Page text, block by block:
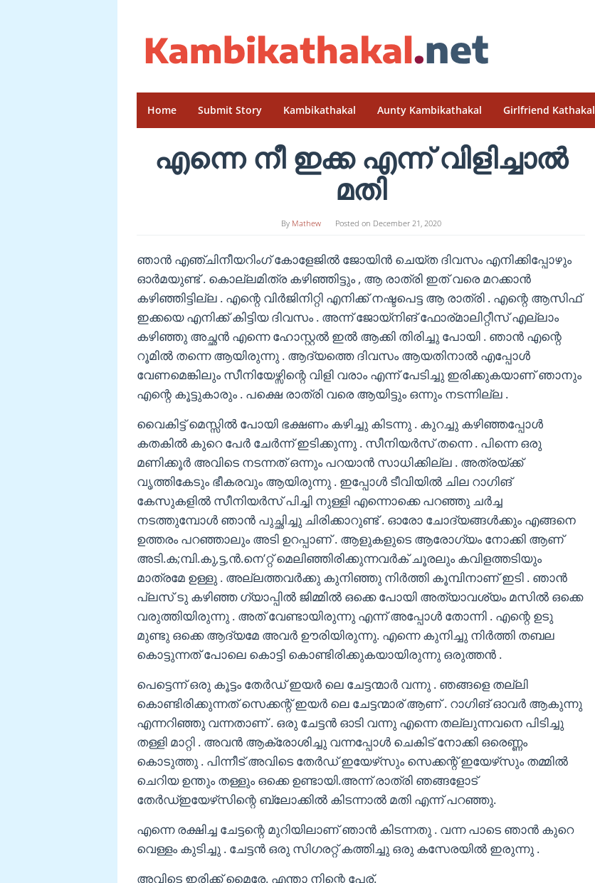
content
Home Submit Story Kambikathakal Aunty Kambikathakal Girlfriend Kathakal
എന്നെ നീ ഇക്ക എന്ന് വിളിച്ചാൽ
മതി
By Mathew Posted on December 21, 2020
ഞാൻ എഞ്ചിനീയറിംഗ് കോളേജിൽ ജോയിൻ ചെയ്ത ദിവസം എനിക്കിപ്പോഴും
ഓർമയുണ്ട് . കൊല്ലമിത്ര കഴിഞ്ഞിട്ടും , ആ രാത്രി ഇത് വരെ മറക്കാൻ
കഴിഞ്ഞിട്ടില്ല . എന്റെ വിർജിനിറ്റി എനിക്ക് നഷ്ടപെട്ട ആ രാത്രി . എന്റെ ആസിഫ്
ഇക്കയെ എനിക്ക് കിട്ടിയ ദിവസം . അന്ന് ജോയ്‌നിങ് ഫോര്മാലിറ്റീസ് എല്ലാം
കഴിഞ്ഞു അച്ഛൻ എന്നെ ഹോസ്റ്റൽ ഇൽ ആക്കി തിരിച്ചു പോയി . ഞാൻ എന്റെ
റൂമിൽ തന്നെ ആയിരുന്നു . ആദ്യത്തെ ദിവസം ആയതിനാൽ എപ്പോൾ
വേണമെങ്കിലും സീനിയേഴ്സിന്റെ വിളി വരാം എന്ന് പേടിച്ചു ഇരിക്കുകയാണ് ഞാനും
എന്റെ കൂട്ടുകാരും . പക്ഷെ രാത്രി വരെ ആയിട്ടും ഒന്നും നടന്നില്ല .
വൈകിട്ട് മെസ്സിൽ പോയി ഭക്ഷണം കഴിച്ചു കിടന്നു . കുറച്ചു കഴിഞ്ഞപ്പോൾ
കതകിൽ കുറെ പേർ ചേർന്ന് ഇടിക്കുന്നു . സീനിയർസ് തന്നെ . പിന്നെ ഒരു
മണിക്കൂർ അവിടെ നടന്നത് ഒന്നും പറയാൻ സാധിക്കില്ല . അത്രയ്ക്ക്
വൃത്തികേടും ഭീകരവും ആയിരുന്നു . ഇപ്പോൾ ടീവിയിൽ ചില റാഗിങ്
കേസുകളിൽ സീനിയർസ് പിച്ചി നുള്ളി എന്നൊക്കെ പറഞ്ഞു ചർച്ച
നടത്തുമ്പോൾ ഞാൻ പുച്ഛിച്ചു ചിരിക്കാറുണ്ട് . ഓരോ ചോദ്യങ്ങൾക്കും എങ്ങനെ
ഉത്തരം പറഞ്ഞാലും അടി ഉറപ്പാണ് . ആളുകളുടെ ആരോഗ്യം നോക്കി ആണ്
അടി.ക;മ്പി.കു,ട്ട,ന്‍.നെ’റ്റ് മെലിഞ്ഞിരിക്കുന്നവർക് ചൂരലും കവിളത്തടിയും
മാത്രമേ ഉള്ളു . അല്ലത്തവർക്കു കുനിഞ്ഞു നിർത്തി കൂമ്പിനാണ് ഇടി . ഞാൻ
പ്ലസ് ടു കഴിഞ്ഞ ഗ്യാപ്പിൽ ജിമ്മിൽ ഒക്കെ പോയി അത്യാവശ്യം മസിൽ ഒക്കെ
വരുത്തിയിരുന്നു . അത് വേണ്ടായിരുന്നു എന്ന് അപ്പോൾ തോന്നി . എന്റെ ഉടു
മുണ്ടു ഒക്കെ ആദ്യമേ അവർ ഊരിയിരുന്നു. എന്നെ കുനിച്ചു നിർത്തി തബല
കൊട്ടുന്നത് പോലെ കൊട്ടി കൊണ്ടിരിക്കുകയായിരുന്നു ഒരുത്തൻ .
പെട്ടെന്ന് ഒരു കൂട്ടം തേർഡ് ഇയർ ലെ ചേട്ടന്മാർ വന്നു . ഞങ്ങളെ തല്ലി
കൊണ്ടിരിക്കുന്നത് സെക്കന്റ് ഇയർ ലെ ചേട്ടന്മാര് ആണ് . റാഗിങ് ഓവർ ആകുന്നു
എന്നറിഞ്ഞു വന്നതാണ് . ഒരു ചേട്ടൻ ഓടി വന്നു എന്നെ തല്ലുന്നവനെ പിടിച്ചു
തള്ളി മാറ്റി . അവൻ ആക്രോശിച്ചു വന്നപ്പോൾ ചെകിട് നോക്കി ഒരെണ്ണം
കൊടുത്തു . പിന്നീട് അവിടെ തേർഡ് ഇയേഴ്‌സും സെക്കന്റ് ഇയേഴ്‌സും തമ്മിൽ
ചെറിയ ഉന്തും തള്ളും ഒക്കെ ഉണ്ടായി.അന്ന് രാത്രി ഞങ്ങളോട്
തേർഡ്ഇയേഴ്‌സിന്റെ ബ്ലോക്കിൽ കിടന്നാൽ മതി എന്ന് പറഞ്ഞു.
എന്നെ രക്ഷിച്ച ചേട്ടന്റെ മുറിയിലാണ് ഞാൻ കിടന്നതു . വന്ന പാടെ ഞാൻ കുറെ
വെള്ളം കുടിച്ചു . ചേട്ടൻ ഒരു സിഗരറ്റ് കത്തിച്ചു ഒരു കസേരയിൽ ഇരുന്നു .
അവിടെ ഇരിക്ക് മൈരേ. എന്താ നിന്റെ പേര്.